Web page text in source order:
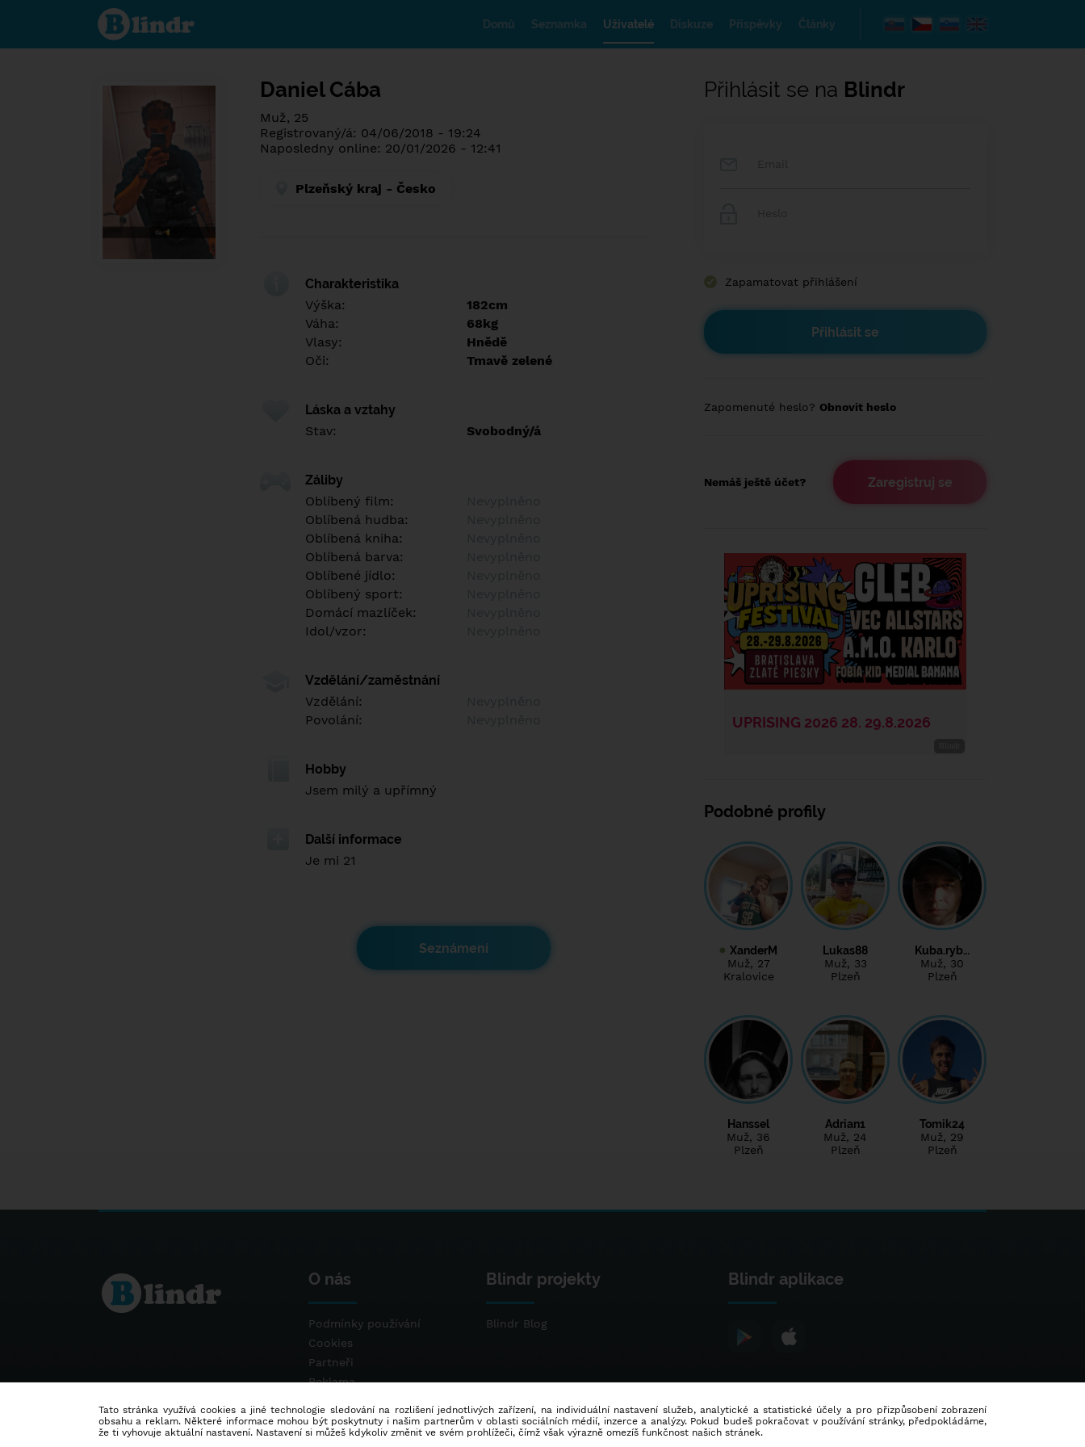
Poznej co je
pod maskou.
Seznamovací
Domů Seznamka Uživatelé Diskuze Příspěvky Články
Daniel Cába
Muž, 25
Registrovaný/á: 04/06/2018 - 19:24
Naposledny online: 20/01/2026 - 12:41
Plzeňský kraj - Česko
Charakteristika
Výška:
182cm
Váha:
68kg
Vlasy:
Hnědě
Oči:
Tmavě zelené
Láska a vztahy
Stav:
Svobodný/á
Záliby
Oblíbený film:
Oblíbená hudba:
Oblíbená kniha:
Oblíbená barva:
Oblíbené jídlo:
Oblíbený sport:
Domácí mazlíček:
Idol/vzor:
Vzdělání/zaměstnání
Vzdělání:
Povolání:
Hobby
Jsem milý a upřímný
Další informace
Je mi 21
Seznámení
Přihlásit se na Blindr
Zapamatovat přihlášení
Zapomenuté heslo? Obnovit heslo
Nemáš ještě účet? Zaregistruj se
Podobné profily
XanderM
Muž, 27
Kralovice
Lukas88
Muž, 33
Plzeň
Kuba.ryb…
Muž, 30
Plzeň
Hanssel
Muž, 36
Plzeň
Adrian1
Muž, 24
Plzeň
Tomik24
Muž, 29
Plzeň
O nás
Podmínky používání
Cookies
Partneři
Reklama
Blindr projekty
Blindr Blog
Blindr aplikace
Tato stránka využívá cookies a jiné technologie sledování na rozlišení jednotlivých zařízení, na individuální nastavení služeb, analytické a statistické účely a pro přizpůsobení zobrazení
obsahu a reklam. Některé informace mohou být poskytnuty i našim partnerům v oblasti sociálních médií, inzerce a analýzy. Pokud budeš pokračovat v používání stránky, předpokládáme,
že ti vyhovuje aktuální nastavení. Nastavení si můžeš kdykoliv změnit ve svém prohlížeči, čímž však výrazně omezíš funkčnost našich stránek.